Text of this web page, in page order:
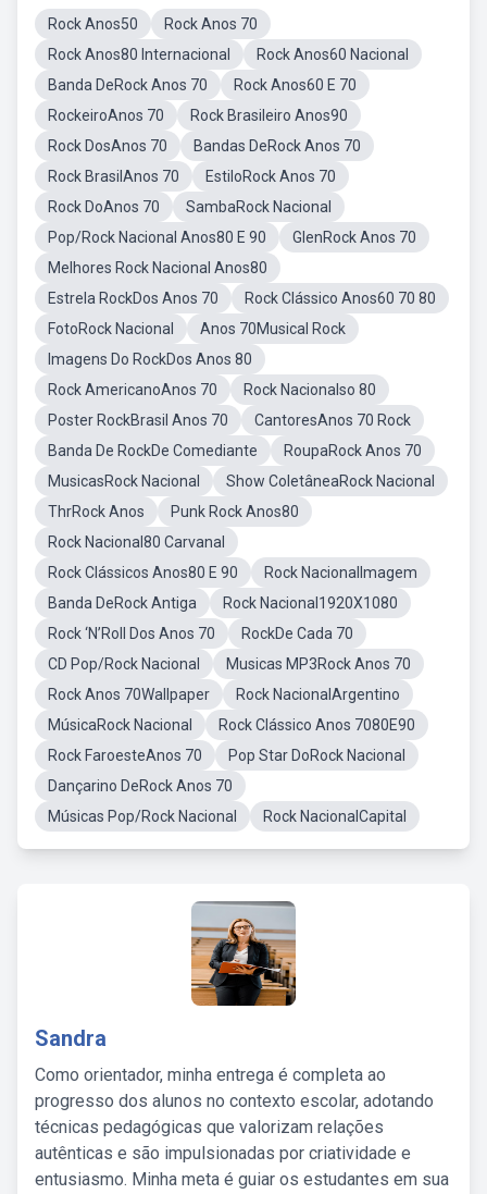
Rock Anos50
Rock Anos 70
Rock Anos80 Internacional
Rock Anos60 Nacional
Banda DeRock Anos 70
Rock Anos60 E 70
RockeiroAnos 70
Rock Brasileiro Anos90
Rock DosAnos 70
Bandas DeRock Anos 70
Rock BrasilAnos 70
EstiloRock Anos 70
Rock DoAnos 70
SambaRock Nacional
Pop/Rock Nacional Anos80 E 90
GlenRock Anos 70
Melhores Rock Nacional Anos80
Estrela RockDos Anos 70
Rock Clássico Anos60 70 80
FotoRock Nacional
Anos 70Musical Rock
Imagens Do RockDos Anos 80
Rock AmericanoAnos 70
Rock Nacionalso 80
Poster RockBrasil Anos 70
CantoresAnos 70 Rock
Banda De RockDe Comediante
RoupaRock Anos 70
MusicasRock Nacional
Show ColetâneaRock Nacional
ThrRock Anos
Punk Rock Anos80
Rock Nacional80 Carvanal
Rock Clássicos Anos80 E 90
Rock NacionalImagem
Banda DeRock Antiga
Rock Nacional1920X1080
Rock ‘N’Roll Dos Anos 70
RockDe Cada 70
CD Pop/Rock Nacional
Musicas MP3Rock Anos 70
Rock Anos 70Wallpaper
Rock NacionalArgentino
MúsicaRock Nacional
Rock Clássico Anos 7080E90
Rock FaroesteAnos 70
Pop Star DoRock Nacional
Dançarino DeRock Anos 70
Músicas Pop/Rock Nacional
Rock NacionalCapital
Sandra
Como orientador, minha entrega é completa ao
progresso dos alunos no contexto escolar, adotando
técnicas pedagógicas que valorizam relações
autênticas e são impulsionadas por criatividade e
entusiasmo. Minha meta é guiar os estudantes em sua